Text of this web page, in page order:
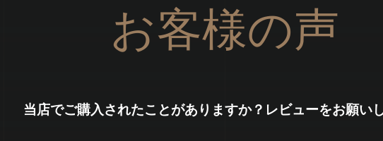
お客様の声
当店でご購入されたことがありますか？レビューをお願い